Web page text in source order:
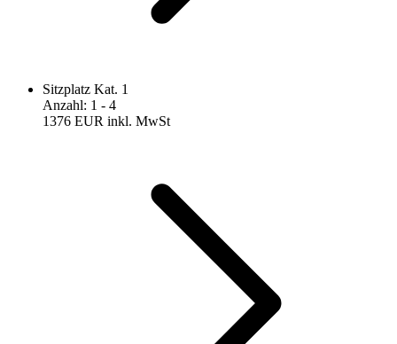
Sitzplatz Kat. 1
Anzahl: 1 - 4
1376 EUR inkl. MwSt